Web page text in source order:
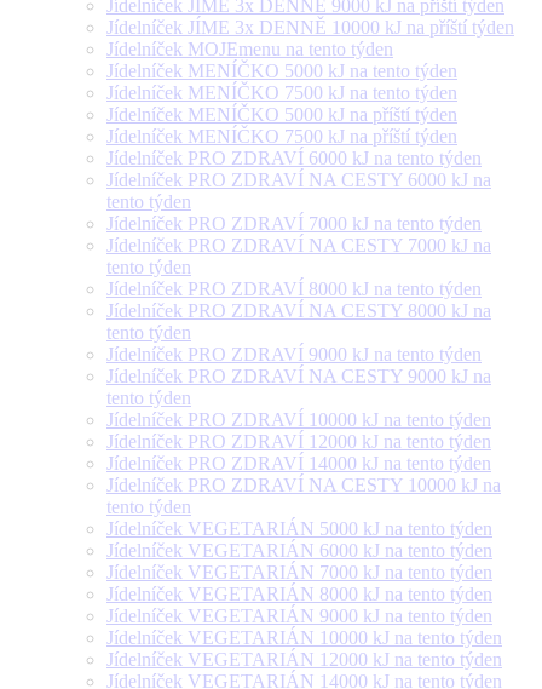
Jídelníček JÍME 3x DENNĚ 9000 kJ na příští týden
Jídelníček JÍME 3x DENNĚ 10000 kJ na příští týden
Jídelníček MOJEmenu na tento týden
Jídelníček MENÍČKO 5000 kJ na tento týden
Jídelníček MENÍČKO 7500 kJ na tento týden
Jídelníček MENÍČKO 5000 kJ na příští týden
Jídelníček MENÍČKO 7500 kJ na příští týden
Jídelníček PRO ZDRAVÍ 6000 kJ na tento týden
Jídelníček PRO ZDRAVÍ NA CESTY 6000 kJ na
tento týden
Jídelníček PRO ZDRAVÍ 7000 kJ na tento týden
Jídelníček PRO ZDRAVÍ NA CESTY 7000 kJ na
tento týden
Jídelníček PRO ZDRAVÍ 8000 kJ na tento týden
Jídelníček PRO ZDRAVÍ NA CESTY 8000 kJ na
tento týden
Jídelníček PRO ZDRAVÍ 9000 kJ na tento týden
Jídelníček PRO ZDRAVÍ NA CESTY 9000 kJ na
tento týden
Jídelníček PRO ZDRAVÍ 10000 kJ na tento týden
Jídelníček PRO ZDRAVÍ 12000 kJ na tento týden
Jídelníček PRO ZDRAVÍ 14000 kJ na tento týden
Jídelníček PRO ZDRAVÍ NA CESTY 10000 kJ na
tento týden
Jídelníček VEGETARIÁN 5000 kJ na tento týden
Jídelníček VEGETARIÁN 6000 kJ na tento týden
Jídelníček VEGETARIÁN 7000 kJ na tento týden
Jídelníček VEGETARIÁN 8000 kJ na tento týden
Jídelníček VEGETARIÁN 9000 kJ na tento týden
Jídelníček VEGETARIÁN 10000 kJ na tento týden
Jídelníček VEGETARIÁN 12000 kJ na tento týden
Jídelníček VEGETARIÁN 14000 kJ na tento týden